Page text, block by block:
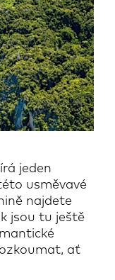
jeden
usměvavé
najdete
jsou tu ještě
ať